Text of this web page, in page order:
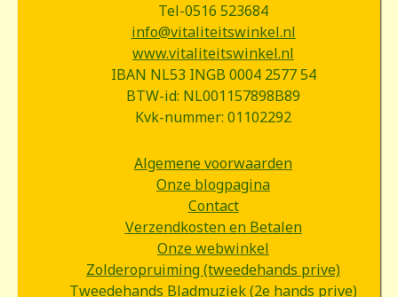
Tel-0516 523684
info@vitaliteitswinkel.nl
www.vitaliteitswinkel.nl
IBAN NL53 INGB 0004 2577 54
BTW-id: NL001157898B89
Kvk-nummer: 01102292
Algemene voorwaarden
Onze blogpagina
Contact
Verzendkosten en Betalen
Onze webwinkel
Zolderopruiming (tweedehands prive)
Tweedehands Bladmuziek (2e hands prive)